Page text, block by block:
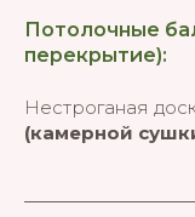
Потолочные
перекрытие):
Нестроганая
(камерной